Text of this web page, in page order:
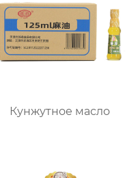
Кунжутное масло